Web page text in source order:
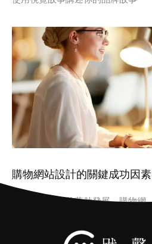
購物網站設計的關鍵成功因素
隨著電子商務的蓬勃發展，購物網